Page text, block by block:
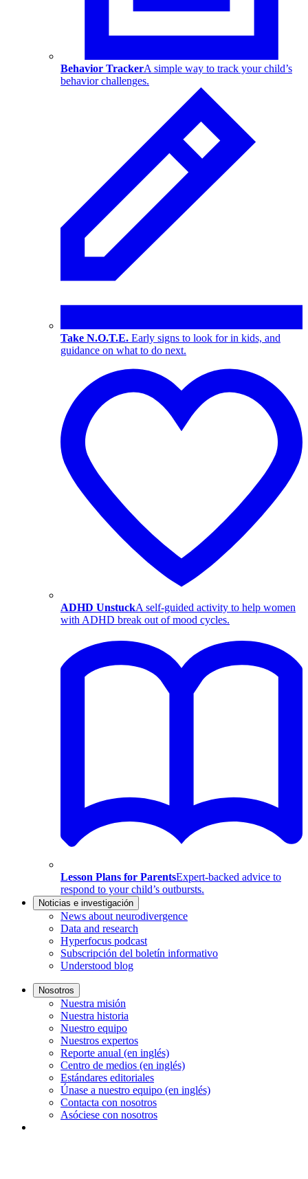
Behavior TrackerA simple way to track your child’s
behavior challenges.
Take N.O.T.E. Early signs to look for in kids, and
guidance on what to do next.
ADHD UnstuckA self-guided activity to help women
with ADHD break out of mood cycles.
Lesson Plans for ParentsExpert-backed advice to
respond to your child’s outbursts.
Noticias e investigación
News about neurodivergence
Data and research
Hyperfocus podcast
Subscripción del boletín informativo
Understood blog
Nosotros
Nuestra misión
Nuestra historia
Nuestro equipo
Nuestros expertos
Reporte anual (en inglés)
Centro de medios (en inglés)
Estándares editoriales
Únase a nuestro equipo (en inglés)
Contacta con nosotros
Asóciese con nosotros